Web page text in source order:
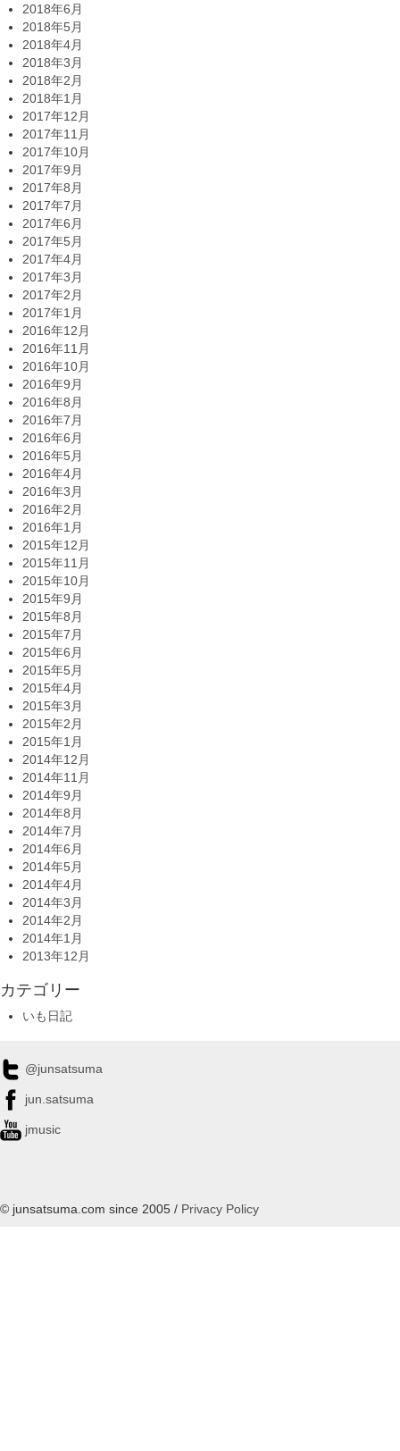
2018年6月
2018年5月
2018年4月
2018年3月
2018年2月
2018年1月
2017年12月
2017年11月
2017年10月
2017年9月
2017年8月
2017年7月
2017年6月
2017年5月
2017年4月
2017年3月
2017年2月
2017年1月
2016年12月
2016年11月
2016年10月
2016年9月
2016年8月
2016年7月
2016年6月
2016年5月
2016年4月
2016年3月
2016年2月
2016年1月
2015年12月
2015年11月
2015年10月
2015年9月
2015年8月
2015年7月
2015年6月
2015年5月
2015年4月
2015年3月
2015年2月
2015年1月
2014年12月
2014年11月
2014年9月
2014年8月
2014年7月
2014年6月
2014年5月
2014年4月
2014年3月
2014年2月
2014年1月
2013年12月
カテゴリー
いも日記
@junsatsuma
jun.satsuma
jmusic
© junsatsuma.com since 2005 / Privacy Policy